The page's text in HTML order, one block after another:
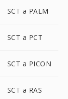
SCT a PALM
SCT a PCT
SCT a PICON
SCT a RAS